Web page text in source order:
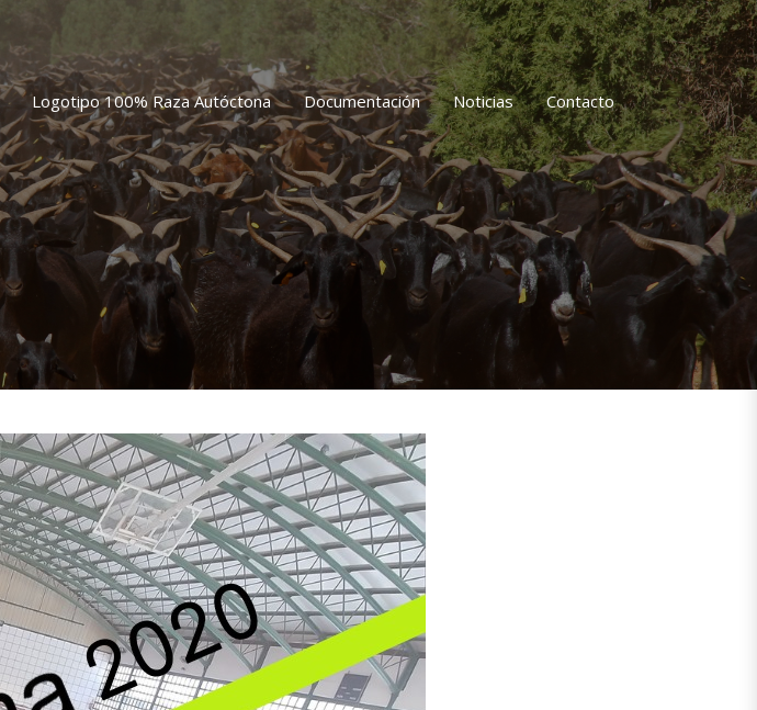
Logotipo 100% Raza Autóctona Documentación Noticias Contacto